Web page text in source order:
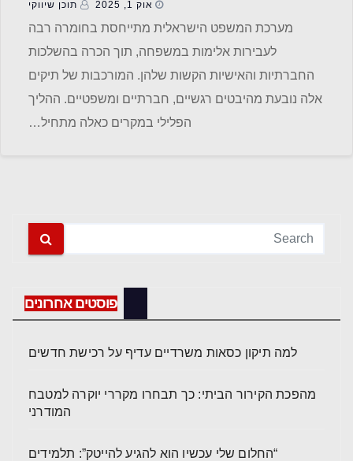
אוק 1, 2025 תוכן שיווקי
מערכת המשפט הישראלית מתייחסת בחומרה רבה
לעבירות אלימות במשפחה, תוך הכרה בהשלכות
החברתיות והאישיות הקשות שלהן. המורכבות של תיקים
אלה נובעת מהיבטים רגשיים, חברתיים ומשפטיים. ההליך
הפלילי במקרים כאלה מתחיל…
פוסטים אחרונים
למה תיקון כסאות משרדיים עדיף על רכישת חדשים
מהפכת הקירור הביתי: כך תבחרו מקררי יוקרה למטבח
המודרני
“החלום שלי עכשיו הוא להגיע להייטק”: תלמידים